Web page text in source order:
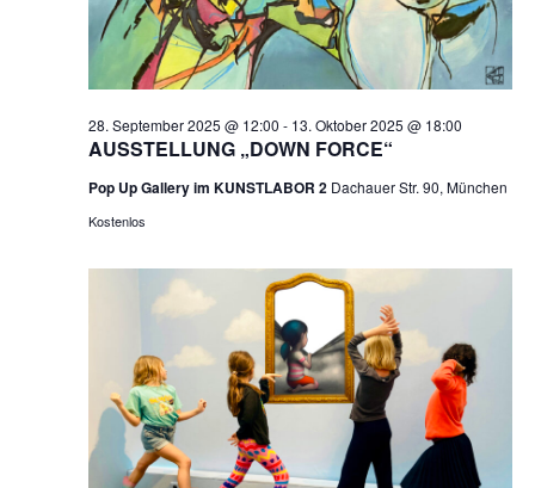
AUSSTELLUNG „DOWN FORCE“
28. September 2025 @ 12:00 - 13. Oktober 2025 @ 18:00
Pop Up Gallery im KUNSTLABOR 2 Dachauer Str. 90, München
Kostenlos